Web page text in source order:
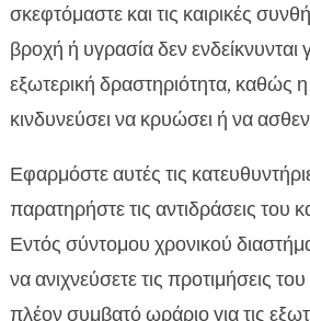
σκεφτόμαστε και τις καιρικές
βροχή ή υγρασία δεν
εξωτερική δραστηριότητα, καθώς
κινδυνεύσει να κρυώσει ή να
Εφαρμόστε αυτές τις
παρατηρήστε τις αντιδράσεις του
Εντός σύντομου χρονικού
να ανιχνεύσετε τις προτιμήσεις
πλέον συμβατό ωράριο για τις